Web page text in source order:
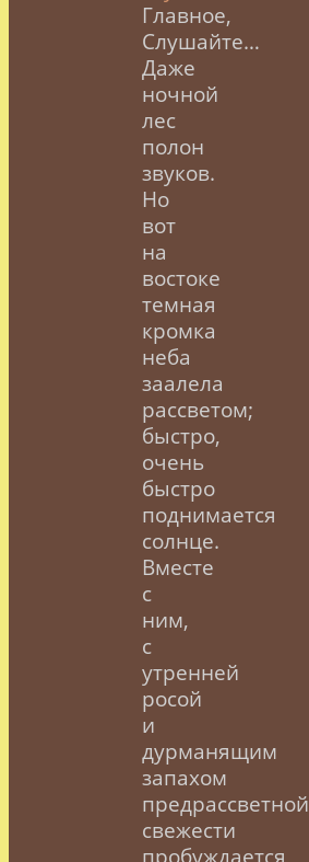
Главное,
Слушайте…
Даже
ночной
лес
полон
звуков.
Но
вот
на
востоке
темная
кромка
неба
заалела
рассветом;
быстро,
очень
быстро
поднимается
солнце.
Вместе
с
ним,
с
утренней
росой
и
дурманящим
запахом
предрассветной
свежести
пробуждается